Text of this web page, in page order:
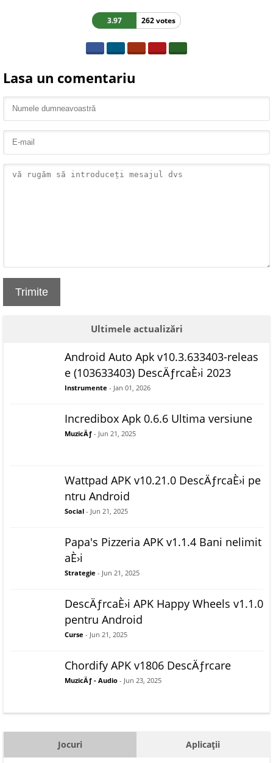
3.97 262 votes
Lasa un comentariu
Trimite
Ultimele actualizări
Android Auto Apk v10.3.633403-releas
e (103633403) DescÄƒrcaÈ›i 2023
Instrumente - Jan 01, 2026
Incredibox Apk 0.6.6 Ultima versiune
MuzicÄƒ - Jun 21, 2025
Wattpad APK v10.21.0 DescÄƒrcaÈ›i pe
ntru Android
Social - Jun 21, 2025
Papa's Pizzeria APK v1.1.4 Bani nelimit
aÈ›i
Strategie - Jun 21, 2025
DescÄƒrcaÈ›i APK Happy Wheels v1.1.0
pentru Android
Curse - Jun 21, 2025
Chordify APK v1806 DescÄƒrcare
MuzicÄƒ - Audio - Jun 23, 2025
Jocuri Aplicații